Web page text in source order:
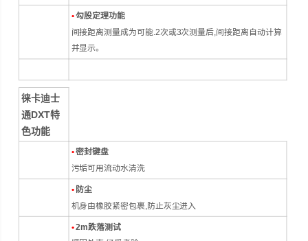
•勾股定理功能
间接距离测量成为可能.2次或3次测量后,间接距离自动计算
并显示。
徕卡迪士
通DXT特
色功能
•密封键盘
污垢可用流动水清洗
• 防尘
机身由橡胶紧密包裹,防止灰尘进入
•2m跌落测试